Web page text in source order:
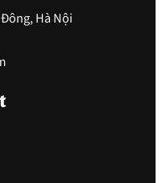
Hà Nội